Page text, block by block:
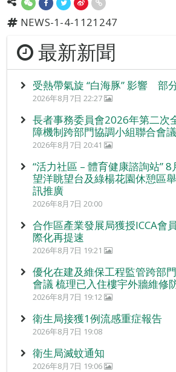
NEWS-1-4-1121247
最新新聞
受熱帶氣旋 “白海豚” 影響 部
2026年8月7日 22:27
長者事務委員會2026年第二次
障機制跨部門協調小組聯合會議
2026年8月7日 20:41
“活力社區 – 體育健康諮詢站”
望洋眺望台及綠楊花園休憩區
訊推廣
2026年8月7日 20:00
合作區產業發展局獲授ICCA會
際化再提速
2026年8月7日 19:21
優化在建及維保工程監管跨部
會議 梳理已入住樓宇外牆維修
2026年8月7日 19:12
衛生局接獲1例流感重症報告
2026年8月7日 19:08
衛生局滅蚊通知
2026年8月7日 19:06